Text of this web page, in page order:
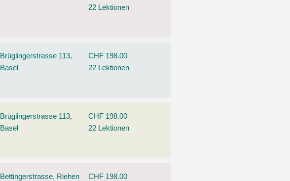
22 Lektionen
Brüglingerstrasse 113,
Basel
CHF 198.00
22 Lektionen
Brüglingerstrasse 113,
Basel
CHF 198.00
22 Lektionen
Bettingerstrasse, Riehen
CHF 198.00